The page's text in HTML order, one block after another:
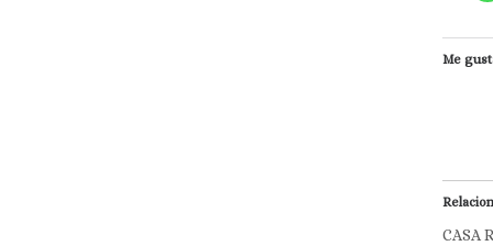
Me
CASA